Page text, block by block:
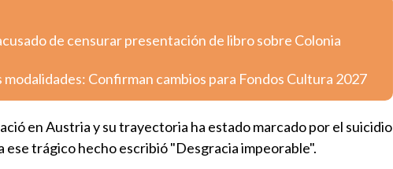
de censurar presentación de libro sobre Colonia
Confirman cambios para Fondos Cultura 2027
en Austria y su trayectoria ha estado marcado por el suicidio
ese trágico hecho escribió "Desgracia impeorable".